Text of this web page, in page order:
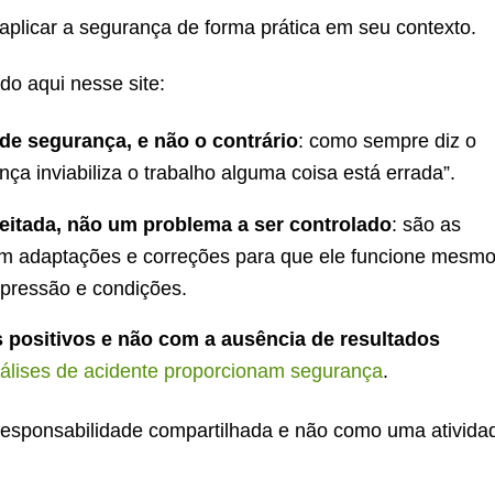
a segurança de forma prática em seu contexto.
aqui nesse site:
segurança, e não o contrário: como sempre diz o
inviabiliza o trabalho alguma coisa está errada”.
não um problema a ser controlado: são as
adaptações e correções para que ele funcione
e condições.
e não com a ausência de resultados
de acidente proporcionam segurança.
compartilhada e não como uma